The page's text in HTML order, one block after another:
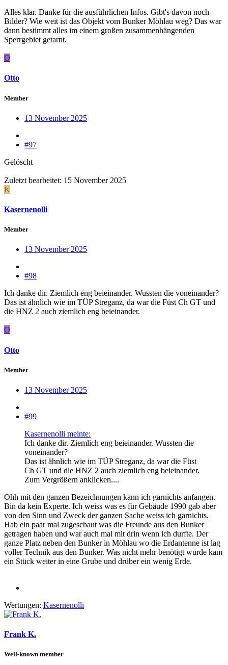
Alles klar. Danke für die ausführlichen Infos. Gibt's davon noch
Bilder? Wie weit ist das Objekt vom Bunker Möhlau weg? Das war
dann bestimmt alles im einem großen zusammenhängenden
Sperrgebiet getarnt.
O
Otto
Member
13 November 2025
#97
Gelöscht
Zuletzt bearbeitet: 15 November 2025
K
Kasernenolli
Member
13 November 2025
#98
Ich danke dir. Ziemlich eng beieinander. Wussten die voneinander?
Das ist ähnlich wie im TÜP Streganz, da war die Füst Ch GT und
die HNZ 2 auch ziemlich eng beieinander.
O
Otto
Member
13 November 2025
#99
Kasernenolli meinte:
Ich danke dir. Ziemlich eng beieinander. Wussten die
voneinander?
Das ist ähnlich wie im TÜP Streganz, da war die Füst
Ch GT und die HNZ 2 auch ziemlich eng beieinander.
Zum Vergrößern anklicken....
Ohh mit den ganzen Bezeichnungen kann ich garnichts anfangen.
Bin da kein Experte. Ich weiss was es für Gebäude 1990 gab aber
von den Sinn und Zweck der ganzen Sache weiss ich garnichts.
Hab ein paar mal zugeschaut was die Freunde aus den Bunker
getragen haben und war auch mal mit drin wenn ich durfte. Der
ganze Platz neben den Bunker in Möhlau wo die Erdantenne ist lag
voller Technik aus den Bunker. Was nicht mehr benötigt wurde kam
ein Stück weiter in eine Grube und drüber ein wenig Erde.
Wertungen: Kasernenolli
Frank K.
Well-known member